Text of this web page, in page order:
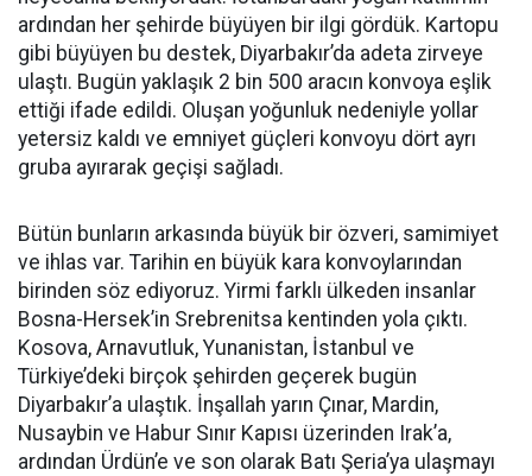
ardından her şehirde büyüyen bir ilgi gördük. Kartopu
gibi büyüyen bu destek, Diyarbakır’da adeta zirveye
ulaştı. Bugün yaklaşık 2 bin 500 aracın konvoya eşlik
ettiği ifade edildi. Oluşan yoğunluk nedeniyle yollar
yetersiz kaldı ve emniyet güçleri konvoyu dört ayrı
gruba ayırarak geçişi sağladı.
Bütün bunların arkasında büyük bir özveri, samimiyet
ve ihlas var. Tarihin en büyük kara konvoylarından
birinden söz ediyoruz. Yirmi farklı ülkeden insanlar
Bosna-Hersek’in Srebrenitsa kentinden yola çıktı.
Kosova, Arnavutluk, Yunanistan, İstanbul ve
Türkiye’deki birçok şehirden geçerek bugün
Diyarbakır’a ulaştık. İnşallah yarın Çınar, Mardin,
Nusaybin ve Habur Sınır Kapısı üzerinden Irak’a,
ardından Ürdün’e ve son olarak Batı Şeria’ya ulaşmayı